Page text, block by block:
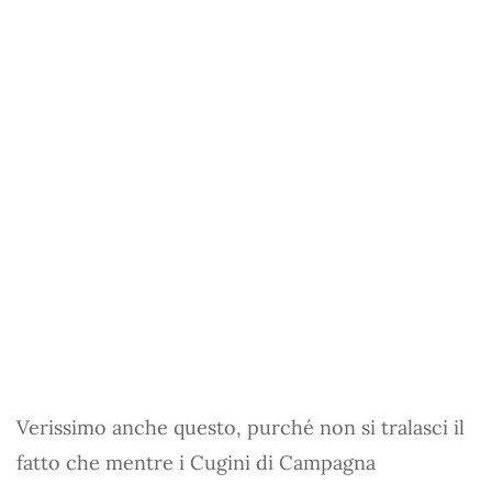
Verissimo anche questo, purché non si tralasci il
fatto che mentre i Cugini di Campagna